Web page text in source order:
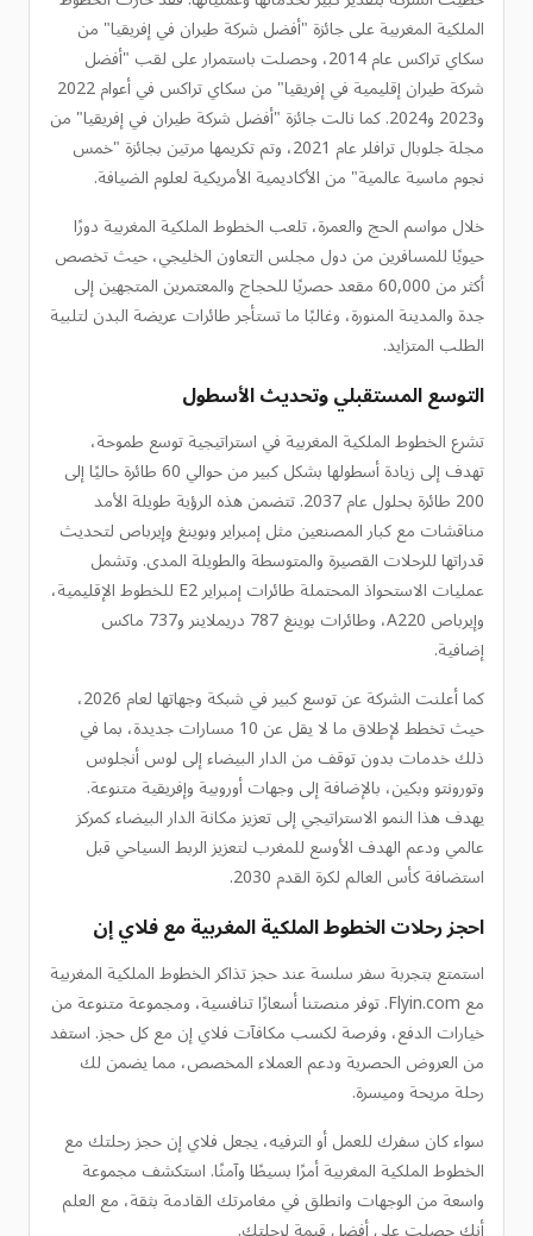
الملكية المغربية على جائزة "أفضل شركة طيران في إفريقيا" من
سكاي تراكس عام 2014، وحصلت باستمرار على لقب "أفضل
شركة طيران إقليمية في إفريقيا" من سكاي تراكس في أعوام 2022
و2023 و2024. كما نالت جائزة "أفضل شركة طيران في إفريقيا" من
مجلة جلوبال ترافلر عام 2021، وتم تكريمها مرتين بجائزة "خمس
نجوم ماسية عالمية" من الأكاديمية الأمريكية لعلوم الضيافة.
خلال مواسم الحج والعمرة، تلعب الخطوط الملكية المغربية دورًا
حيويًا للمسافرين من دول مجلس التعاون الخليجي، حيث تخصص
أكثر من 60,000 مقعد حصريًا للحجاج والمعتمرين المتجهين إلى
جدة والمدينة المنورة، وغالبًا ما تستأجر طائرات عريضة البدن لتلبية
الطلب المتزايد.
التوسع المستقبلي وتحديث الأسطول
تشرع الخطوط الملكية المغربية في استراتيجية توسع طموحة،
تهدف إلى زيادة أسطولها بشكل كبير من حوالي 60 طائرة حاليًا إلى
200 طائرة بحلول عام 2037. تتضمن هذه الرؤية طويلة الأمد
مناقشات مع كبار المصنعين مثل إمبراير وبوينغ وإيرباص لتحديث
قدراتها للرحلات القصيرة والمتوسطة والطويلة المدى. وتشمل
عمليات الاستحواذ المحتملة طائرات إمبراير E2 للخطوط الإقليمية،
وإيرباص A220، وطائرات بوينغ 787 دريملاينر و737 ماكس
إضافية.
كما أعلنت الشركة عن توسع كبير في شبكة وجهاتها لعام 2026،
حيث تخطط لإطلاق ما لا يقل عن 10 مسارات جديدة، بما في
ذلك خدمات بدون توقف من الدار البيضاء إلى لوس أنجلوس
وتورونتو وبكين، بالإضافة إلى وجهات أوروبية وإفريقية متنوعة.
يهدف هذا النمو الاستراتيجي إلى تعزيز مكانة الدار البيضاء كمركز
عالمي ودعم الهدف الأوسع للمغرب لتعزيز الربط السياحي قبل
استضافة كأس العالم لكرة القدم 2030.
احجز رحلات الخطوط الملكية المغربية مع فلاي إن
استمتع بتجربة سفر سلسة عند حجز تذاكر الخطوط الملكية المغربية
مع Flyin.com. توفر منصتنا أسعارًا تنافسية، ومجموعة متنوعة من
خيارات الدفع، وفرصة لكسب مكافآت فلاي إن مع كل حجز. استفد
من العروض الحصرية ودعم العملاء المخصص، مما يضمن لك
رحلة مريحة وميسرة.
سواء كان سفرك للعمل أو الترفيه، يجعل فلاي إن حجز رحلتك مع
الخطوط الملكية المغربية أمرًا بسيطًا وآمنًا. استكشف مجموعة
واسعة من الوجهات وانطلق في مغامرتك القادمة بثقة، مع العلم